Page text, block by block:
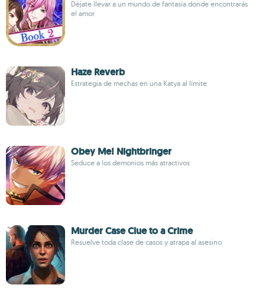
Déjate llevar a un mundo de fantasía donde encontrarás
el amor
Haze Reverb
Estrategia de mechas en una Katya al límite
Obey Me! Nightbringer
Seduce a los demonios más atractivos
Murder Case Clue to a Crime
Resuelve toda clase de casos y atrapa al asesino